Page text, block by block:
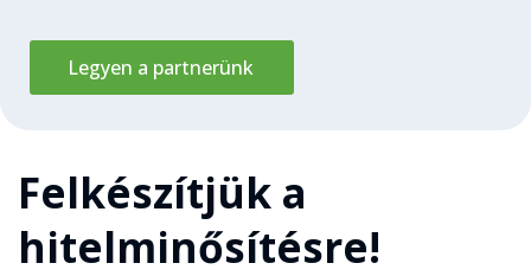
Legyen a partnerünk
Felkészítjük a
hitelminősítésre!